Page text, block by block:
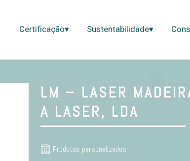
Certificação▾ Sustentabilidade▾
LM – LASER
A LASER, LDA
Produtos personalizados